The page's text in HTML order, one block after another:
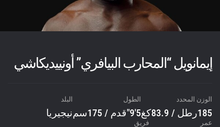
إيمانويل “المحارب البيافري” أونييديكاشي
الوزن المحدد
185رطل / 83.9كغ
الطول
5'9"قدم / 175سم
البلد
نيجيريا
عمر فريق